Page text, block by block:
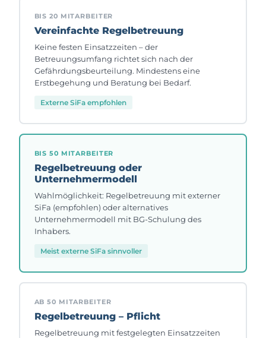
BIS 20 MITARBEITER
Vereinfachte Regelbetreuung
Keine festen Einsatzzeiten – der
Betreuungsumfang richtet sich nach der
Gefährdungsbeurteilung. Mindestens eine
Erstbegehung und Beratung bei Bedarf.
Externe SiFa empfohlen
BIS 50 MITARBEITER
Regelbetreuung oder
Unternehmermodell
Wahlmöglichkeit: Regelbetreuung mit externer
SiFa (empfohlen) oder alternatives
Unternehmermodell mit BG-Schulung des
Inhabers.
Meist externe SiFa sinnvoller
AB 50 MITARBEITER
Regelbetreuung – Pflicht
Regelbetreuung mit festgelegten Einsatzzeiten